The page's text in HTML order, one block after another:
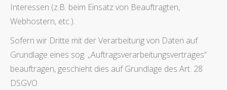
Interessen (z.B. beim Einsatz von Beauftragten,
Webhostern, etc.).
Sofern wir Dritte mit der Verarbeitung von Daten auf
Grundlage eines sog. „Auftragsverarbeitungsvertrages“
beauftragen, geschieht dies auf Grundlage des Art. 28
DSGVO.